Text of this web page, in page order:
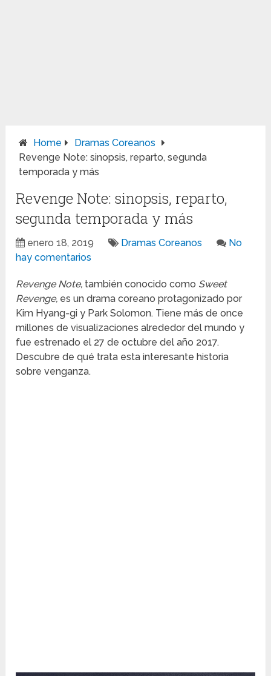
Home
Dramas Coreanos
Revenge Note: sinopsis, reparto, segunda
temporada y más
Revenge Note: sinopsis, reparto,
segunda temporada y más
enero 18, 2019 Dramas Coreanos
No
hay comentarios
Revenge Note, también conocido como Sweet
Revenge, es un drama coreano protagonizado por
Kim Hyang-gi y Park Solomon. Tiene más de once
millones de visualizaciones alrededor del mundo y
fue estrenado el 27 de octubre del año 2017.
Descubre de qué trata esta interesante historia
sobre venganza.